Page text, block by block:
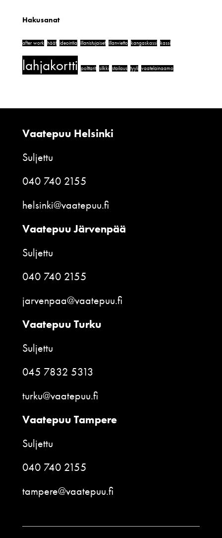
Hakusanat
after work häät ideointia illanistujaiset illanvietto kangaskassi kassi
lahjakortti polttarit silkki stailaus tyyli vaatelainaamo
Vaatepuu Helsinki
Suljettu
040 740 2155
helsinki@vaatepuu.fi
Vaatepuu Järvenpää
Suljettu
040 740 2155
jarvenpaa@vaatepuu.fi
Vaatepuu Turku
Suljettu
045 7832 5313
turku@vaatepuu.fi
Vaatepuu Tampere
Suljettu
040 740 2155
tampere@vaatepuu.fi